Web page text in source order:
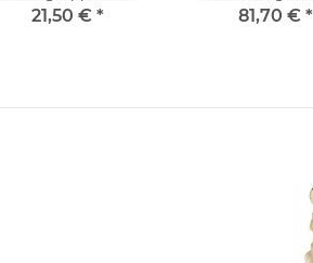
21,50 € *
81,70 € *